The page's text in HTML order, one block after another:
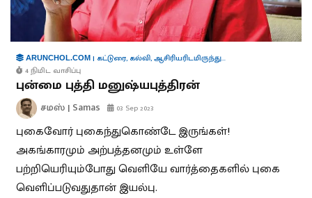
ARUNCHOL.COM | கட்டுரை, கல்வி,ஆசிரியரிடமிருந்து...
4 நிமிட வாசிப்பு
புன்மை புத்தி மனுஷ்யபுத்திரன்
சமஸ் | Samas 03 Sep 2023
புகைவோர் புகைந்துகொண்டே இருங்கள்!
அகங்காரமும் அற்பத்தனமும் உள்ளே
பற்றியெரியும்போது வெளியே வார்த்தைகளில் புகை
வெளிப்படுவதுதான் இயல்பு.